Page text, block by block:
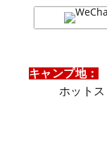
キャンプ地：
ホット